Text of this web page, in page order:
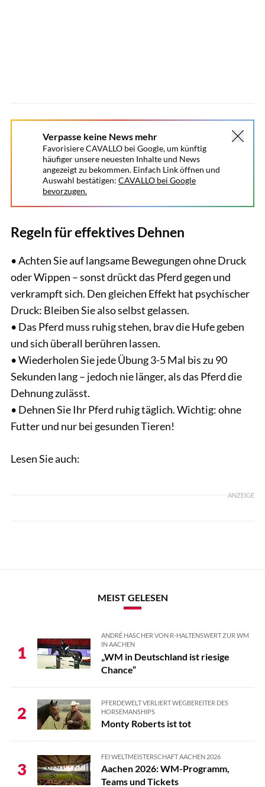
Verpasse keine News mehr
Favorisiere CAVALLO bei Google, um künftig
häufiger unsere neuesten Inhalte und News
angezeigt zu bekommen. Einfach Link öffnen und
Auswahl bestätigen: CAVALLO bei Google
bevorzugen.
Regeln für effektives Dehnen
• Achten Sie auf langsame Bewegungen ohne Druck
oder Wippen – sonst drückt das Pferd gegen und
verkrampft sich. Den gleichen Effekt hat psychischer
Druck: Bleiben Sie also selbst gelassen.
• Das Pferd muss ruhig stehen, brav die Hufe geben
und sich überall berühren lassen.
• Wiederholen Sie jede Übung 3-5 Mal bis zu 90
Sekunden lang – jedoch nie länger, als das Pferd die
Dehnung zulässt.
• Dehnen Sie Ihr Pferd ruhig täglich. Wichtig: ohne
Futter und nur bei gesunden Tieren!
Lesen Sie auch:
ANZEIGE
MEIST GELESEN
1
ANDRÉ HASCHER VON R-HALTENSWERT ZUR WM
IN AACHEN
„WM in Deutschland ist riesige
Chance“
2
PFERDEWELT VERLIERT WEGBEREITER DES
HORSEMANSHIPS
Monty Roberts ist tot
3
FEI WELTMEISTERSCHAFT AACHEN 2026
Aachen 2026: WM-Programm,
Teams und Tickets